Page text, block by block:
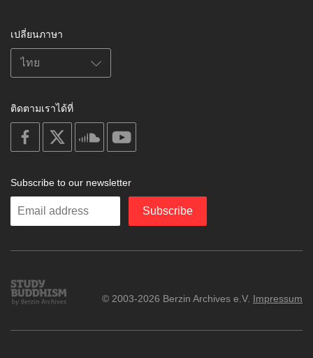
เปลี่ยนภาษา
ติดตามเราได้ที่
on
facebook
soundcloud
Subscribe to our newsletter
Enter
Subscribe
Study
Buddhism
© 2003-2026 Berzin Archives e.V. Impressum